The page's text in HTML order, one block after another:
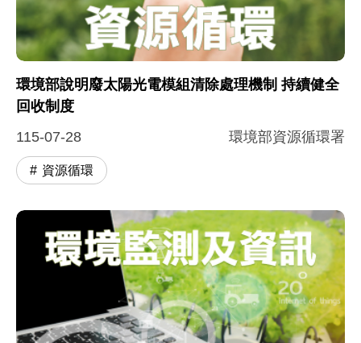
環境部說明廢太陽光電模組清除處理機制 持續健全
回收制度
115-07-28
環境部資源循環署
資源循環